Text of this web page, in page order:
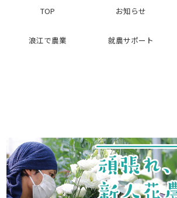
TOP お知らせ
浪江で農業 就農サポート